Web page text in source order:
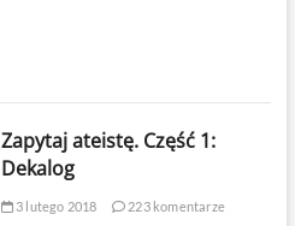
Zapytaj ateistę. Część 1:
Dekalog
3 lutego 2018 223 komentarze